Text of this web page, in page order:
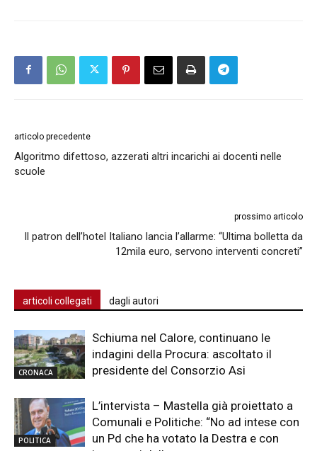
articolo precedente
Algoritmo difettoso, azzerati altri incarichi ai docenti nelle
scuole
prossimo articolo
Il patron dell’hotel Italiano lancia l’allarme: “Ultima bolletta da
12mila euro, servono interventi concreti”
articoli collegati dagli autori
CRONACA
Schiuma nel Calore, continuano le
indagini della Procura: ascoltato il
presidente del Consorzio Asi
POLITICA
L’intervista – Mastella già proiettato a
Comunali e Politiche: “No ad intese con
un Pd che ha votato la Destra e con